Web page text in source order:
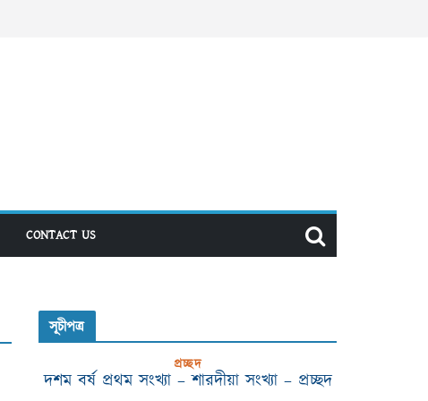
CONTACT US
সূচীপত্র
প্রচ্ছদ
দশম বর্ষ প্রথম সংখ্যা – শারদীয়া সংখ্যা – প্রচ্ছদ